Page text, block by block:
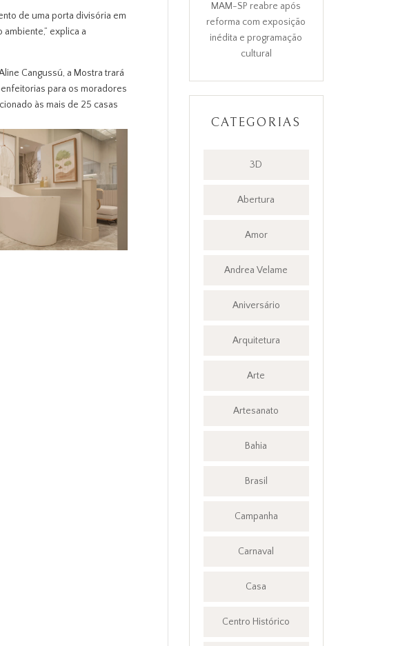
de uma porta divisória em
explica a
Cangussú, a Mostra trará
para os moradores
às mais de 25 casas
MAM-SP reabre após
reforma com exposição
inédita e programação
cultural
CATEGORIAS
3D
Abertura
Amor
Andrea Velame
Aniversário
Arquitetura
Arte
Artesanato
Bahia
Brasil
Campanha
Carnaval
Casa
Centro Histórico